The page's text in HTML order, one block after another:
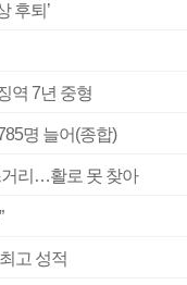
후퇴’
역 7년 중형
명 늘어(종합)
거리…활로 못 찾아
고 성적